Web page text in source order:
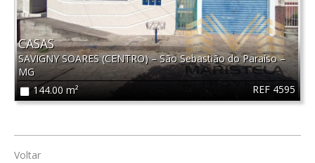
REF 4595
CASAS
SAVIGNY SOARES (CENTRO)–São Sebastião do Paraíso–
MG
144.00 m²
Voltar